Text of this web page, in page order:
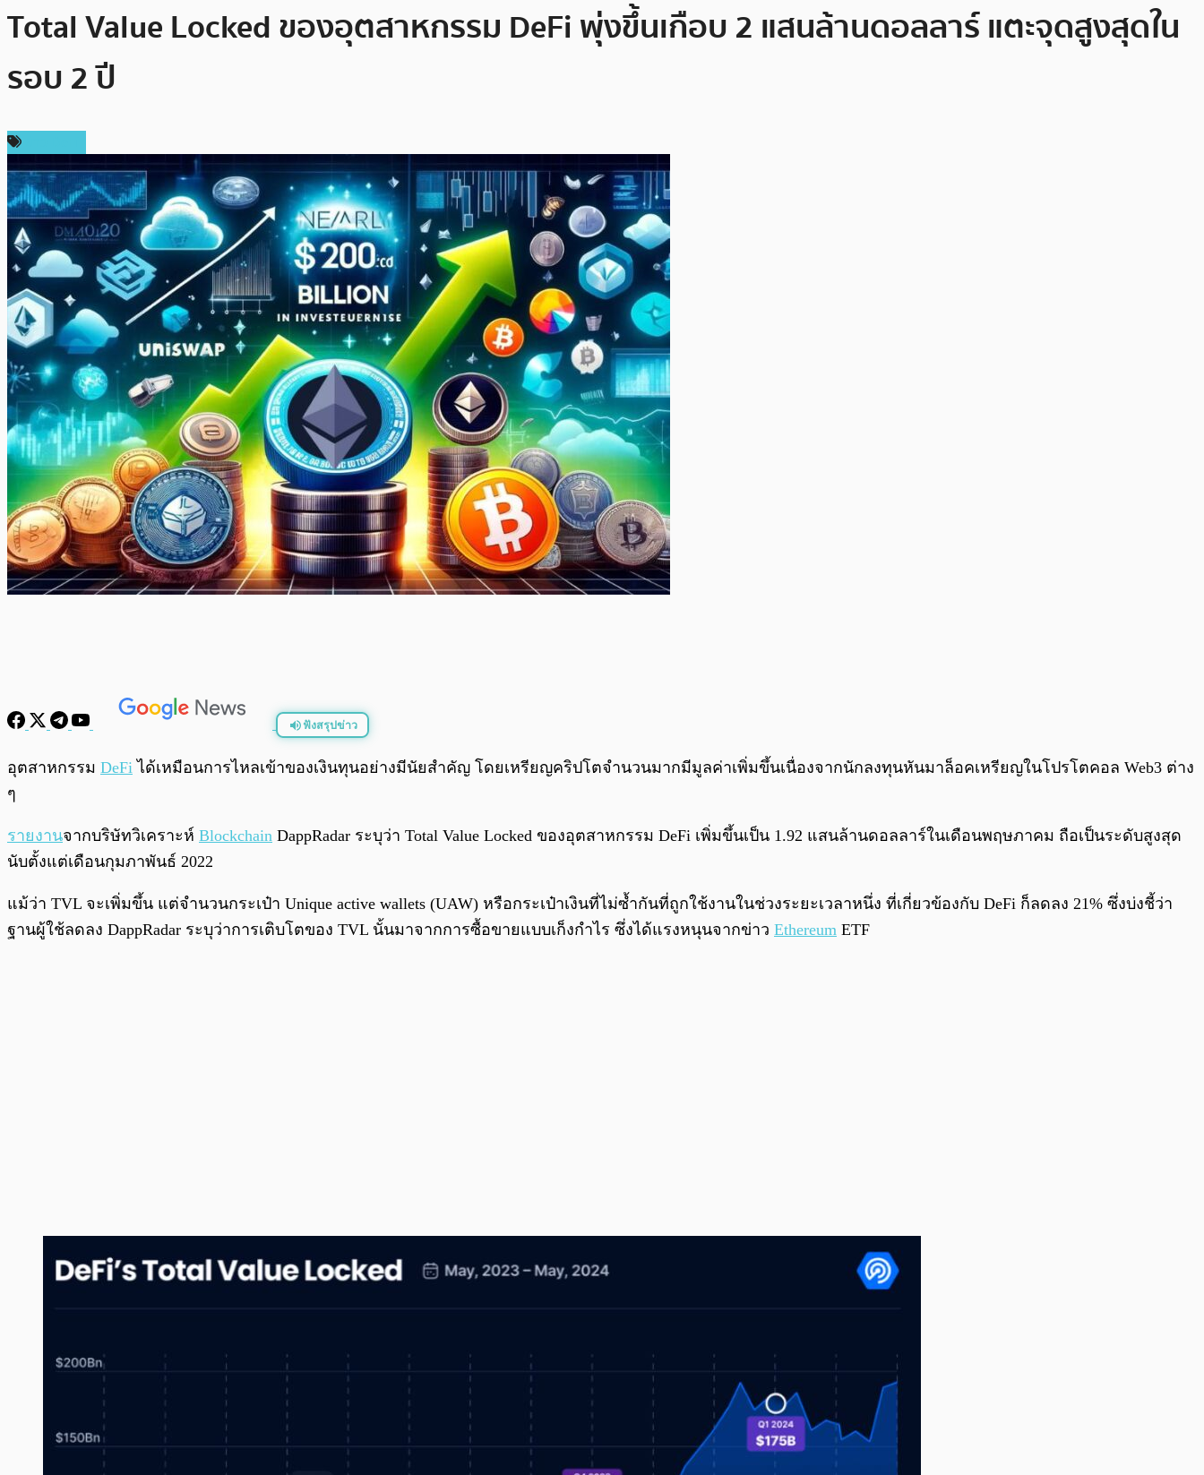
Total Value Locked ของอุตสาหกรรม DeFi พุ่งขึ้นเกือบ 2 แสนล้านดอลลาร์ แตะจุดสูงสุดใน
รอบ 2 ปี
ฟังสรุปข่าว
0:00 0:00
อุตสาหกรรม DeFi ได้เหมือนการไหลเข้าของเงินทุนอย่างมีนัยสำคัญ โดยเหรียญคริปโตจำนวนมากมีมูลค่าเพิ่มขึ้นเนื่องจากนักลงทุนหันมาล็อคเหรียญในโปรโตคอล Web3 ต่าง
ๆ
รายงานจากบริษัทวิเคราะห์ Blockchain DappRadar ระบุว่า Total Value Locked ของอุตสาหกรรม DeFi เพิ่มขึ้นเป็น 1.92 แสนล้านดอลลาร์ในเดือนพฤษภาคม ถือเป็นระดับสูงสุด
นับตั้งแต่เดือนกุมภาพันธ์ 2022
แม้ว่า TVL จะเพิ่มขึ้น แต่จำนวนกระเป๋า Unique active wallets (UAW) หรือกระเป๋าเงินที่ไม่ซ้ำกันที่ถูกใช้งานในช่วงระยะเวลาหนึ่ง ที่เกี่ยวข้องกับ DeFi ก็ลดลง 21% ซึ่งบ่งชี้ว่า
ฐานผู้ใช้ลดลง DappRadar ระบุว่าการเติบโตของ TVL นั้นมาจากการซื้อขายแบบเก็งกำไร ซึ่งได้แรงหนุนจากข่าว Ethereum ETF